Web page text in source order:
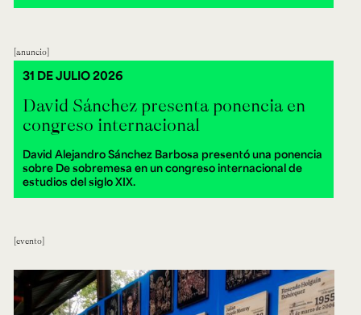
anuncio
David Sánchez presenta ponencia en
congreso internacional
David Alejandro Sánchez Barbosa presentó una ponencia
sobre De sobremesa en un congreso internacional de
estudios del siglo XIX.
31 DE JULIO 2026
evento